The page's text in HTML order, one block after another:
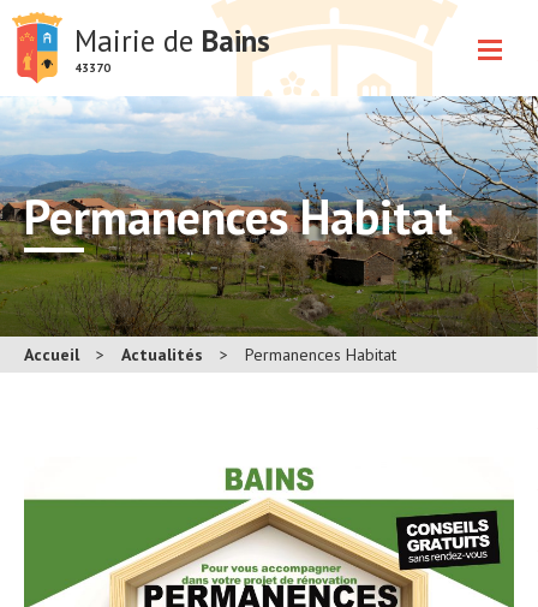
Mairie de Bains
43370
Permanences Habitat
Accueil > Actualités > Permanences Habitat